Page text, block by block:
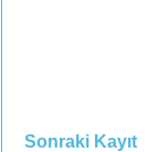
Sonraki Kayıt